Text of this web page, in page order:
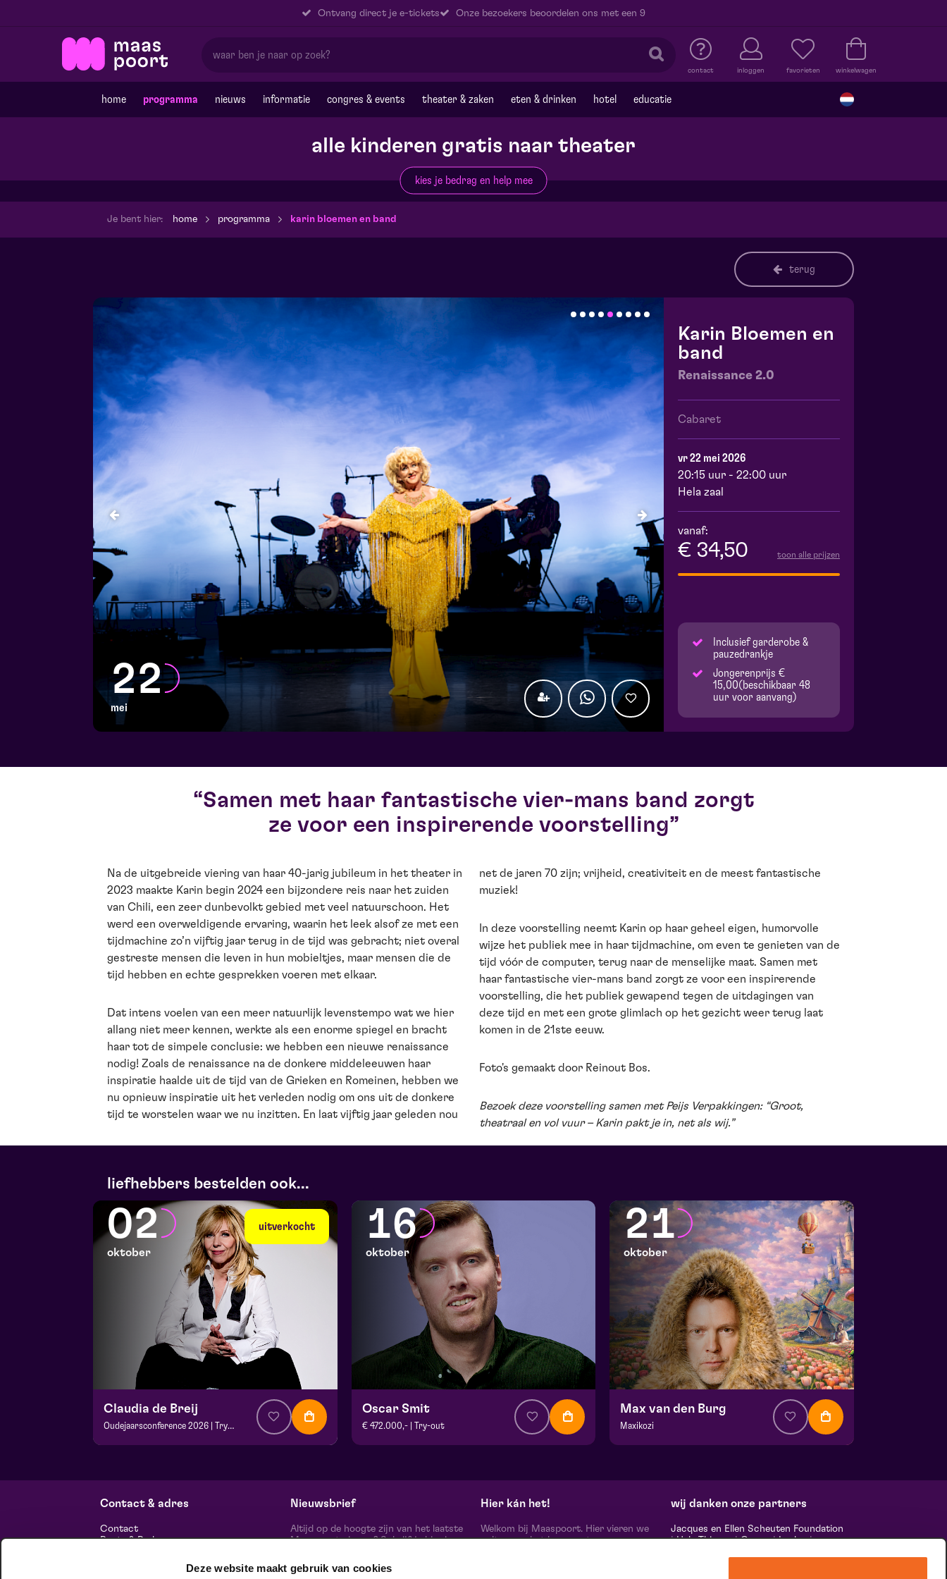
Deze website maakt gebruik van cookies
Ontvang direct je e-tickets Onze bezoekers beoordelen ons met een 9
contact inloggen favorieten winkelwagen
home programma nieuws informatie congres & events theater & zaken eten & drinken hotel educatie
alle kinderen gratis naar theater
kies je bedrag en help mee
Je bent hier: home programma karin bloemen en band
terug
22
mei
Karin Bloemen en
band
Renaissance 2.0
Cabaret
vr 22 mei 2026
20:15 uur - 22:00 uur
Hela zaal
vanaf:
€ 34,50 toon alle prijzen
Inclusief garderobe &
pauzedrankje
Jongerenprijs €
15,00(beschikbaar 48
uur voor aanvang)
Samen met haar fantastische vier-mans band zorgt
ze voor een inspirerende voorstelling
Na de uitgebreide viering van haar 40-jarig jubileum in het theater in
2023 maakte Karin begin 2024 een bijzondere reis naar het zuiden
van Chili, een zeer dunbevolkt gebied met veel natuurschoon. Het
werd een overweldigende ervaring, waarin het leek alsof ze met een
tijdmachine zo’n vijftig jaar terug in de tijd was gebracht; niet overal
gestreste mensen die leven in hun mobieltjes, maar mensen die de
tijd hebben en echte gesprekken voeren met elkaar.
Dat intens voelen van een meer natuurlijk levenstempo wat we hier
allang niet meer kennen, werkte als een enorme spiegel en bracht
haar tot de simpele conclusie: we hebben een nieuwe renaissance
nodig! Zoals de renaissance na de donkere middeleeuwen haar
inspiratie haalde uit de tijd van de Grieken en Romeinen, hebben we
nu opnieuw inspiratie uit het verleden nodig om ons uit de donkere
tijd te worstelen waar we nu inzitten. En laat vijftig jaar geleden nou
net de jaren 70 zijn; vrijheid, creativiteit en de meest fantastische
muziek!
In deze voorstelling neemt Karin op haar geheel eigen, humorvolle
wijze het publiek mee in haar tijdmachine, om even te genieten van de
tijd vóór de computer, terug naar de menselijke maat. Samen met
haar fantastische vier-mans band zorgt ze voor een inspirerende
voorstelling, die het publiek gewapend tegen de uitdagingen van
deze tijd en met een grote glimlach op het gezicht weer terug laat
komen in de 21ste eeuw.
Foto's gemaakt door Reinout Bos.
Bezoek deze voorstelling samen met Peijs Verpakkingen: “Groot,
theatraal en vol vuur – Karin pakt je in, net als wij.”
liefhebbers bestelden ook...
uitverkocht
02
oktober
Claudia de Breij
Oudejaarsconference 2026 | Try-out
vr 2 oktober 2026 | 20:15
16
oktober
Oscar Smit
€ 472.000,- | Try-out
vr 16 oktober 2026 | 20:15
21
oktober
Max van den Burg
Maxikozi
wo 21 oktober 2026 | 20:15
Contact & adres
Contact
Route & Parkeren
Nieuwsbrief
Altijd op de hoogte zijn van het laatste
Maaspoort nieuws? Schrijf je hier in
Hier kán het!
Welkom bij Maaspoort. Hier vieren we
cultuur en het leven met een
wij danken onze partners
Jacques en Ellen Scheuten Foundation
|Hela Thissen|Canon|Leolux|